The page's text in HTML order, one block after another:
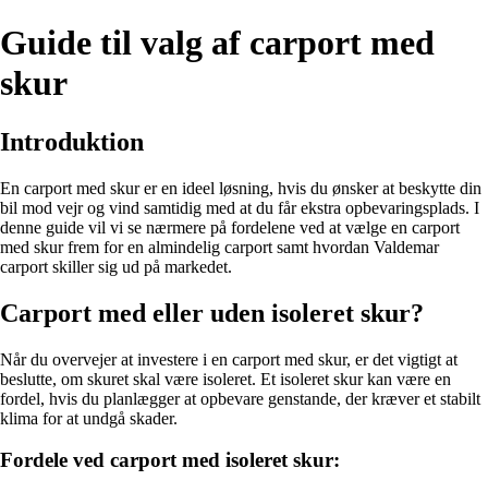
Guide til valg af carport med
skur
Introduktion
En carport med skur er en ideel løsning, hvis du ønsker at beskytte din
bil mod vejr og vind samtidig med at du får ekstra opbevaringsplads. I
denne guide vil vi se nærmere på fordelene ved at vælge en carport
med skur frem for en almindelig carport samt hvordan Valdemar
carport skiller sig ud på markedet.
Carport med eller uden isoleret skur?
Når du overvejer at investere i en carport med skur, er det vigtigt at
beslutte, om skuret skal være isoleret. Et isoleret skur kan være en
fordel, hvis du planlægger at opbevare genstande, der kræver et stabilt
klima for at undgå skader.
Fordele ved carport med isoleret skur: